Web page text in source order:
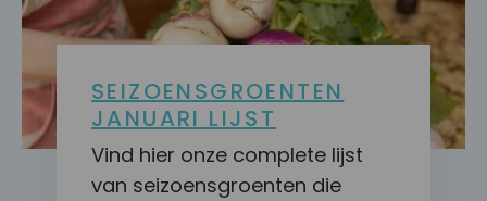
SEIZOENSGROENTEN
JANUARI LIJST
Vind hier onze complete lijst
van seizoensgroenten die